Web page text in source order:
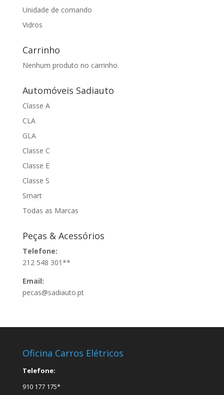
Unidade de comando
Vidros
Carrinho
Nenhum produto no carrinho.
Automóveis Sadiauto
Classe A
CLA
GLA
Classe C
Classe E
Classe S
Smart
Todas as Marcas
Peças & Acessórios
Telefone:
212 548 301**
Email:
pecas@sadiauto.pt
Oficina Carros Elétricos
Telefone:
910 177 175*